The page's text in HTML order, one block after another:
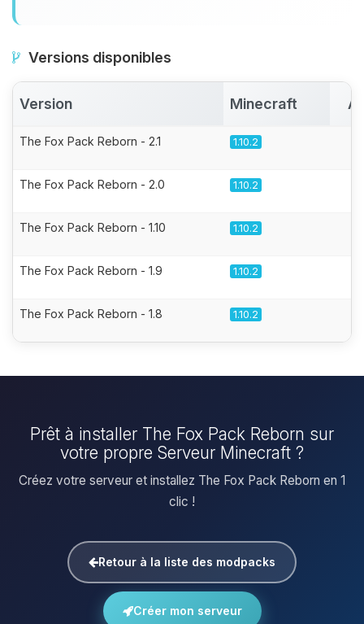
Versions disponibles
Version Minecraft
The Fox Pack Reborn - 2.1 1.10.2
The Fox Pack Reborn - 2.0 1.10.2
The Fox Pack Reborn - 1.10 1.10.2
The Fox Pack Reborn - 1.9 1.10.2
The Fox Pack Reborn - 1.8 1.10.2
Prêt à installer The Fox Pack Reborn sur
votre propre Serveur Minecraft ?
Créez votre serveur et installez The Fox Pack Reborn en 1
clic !
Retour à la liste des modpacks
Créer mon serveur